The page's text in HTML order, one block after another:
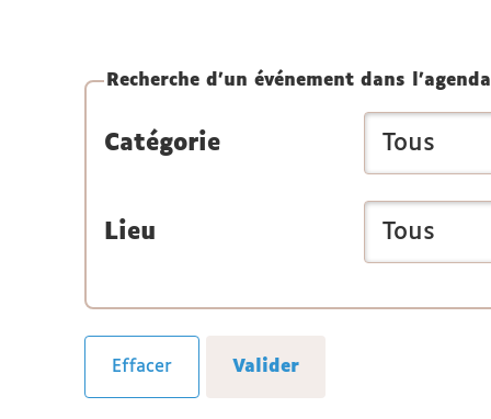
Recherche d'un événement dans l'agenda
Catégorie
Lieu